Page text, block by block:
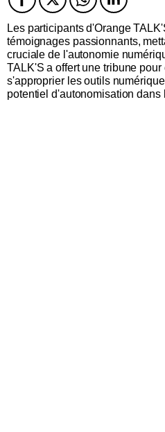
Facebook
TwitterTwitterTwitter
Les participants d'Orange
témoignages passionnants,
cruciale de l'autonomie
TALK'S a offert une tribune
s'approprier les outils
potentiel d'autonomisation dans